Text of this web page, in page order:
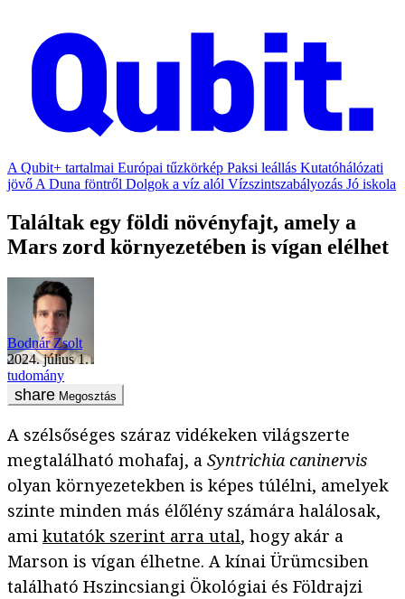
A Qubit+ tartalmai Európai tűzkörkép Paksi leállás Kutatóhálózati
jövő A Duna föntről Dolgok a víz alól Vízszintszabályozás Jó iskola
Találtak egy földi növényfajt, amely a
Mars zord környezetében is vígan elélhet
Bodnár Zsolt
2024. július 1.
tudomány
Megosztás
A szélsőséges száraz vidékeken világszerte
megtalálható mohafaj, a Syntrichia caninervis
olyan környezetekben is képes túlélni, amelyek
szinte minden más élőlény számára halálosak,
ami kutatók szerint arra utal, hogy akár a
Marson is vígan élhetne. A kínai Ürümcsiben
található Hszincsiangi Ökológiai és Földrajzi